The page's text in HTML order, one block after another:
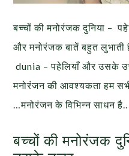
बच्चों की मनोरंजक दुनिया –
और मनोरंजक बातें बहुत
dunia – पहेलियाँ और उसके
मनोरंजन की आवश्यकता हम
…मनोरंजन के विभिन्न साधन है..
बच्चों की मनोरंजक